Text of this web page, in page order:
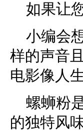
如果让
小编会
样的声音
电影像人
螺蛳粉
的独特风